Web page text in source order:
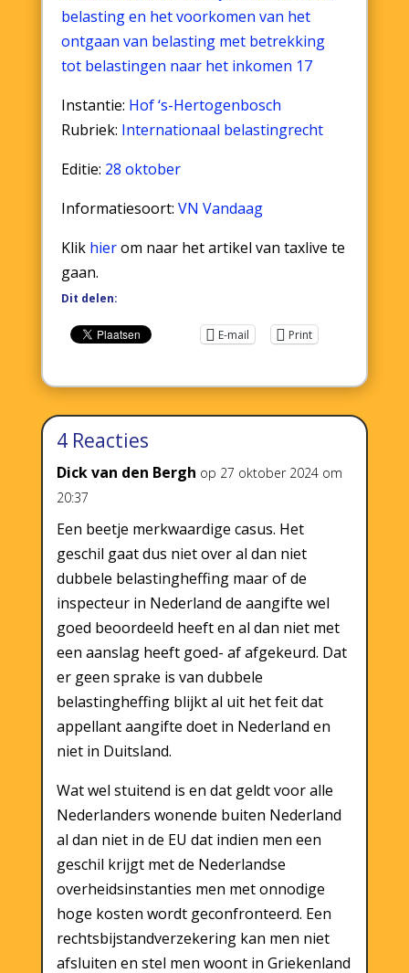
belasting en het voorkomen van het
ontgaan van belasting met betrekking
tot belastingen naar het inkomen 17
Instantie: Hof ‘s-Hertogenbosch
Rubriek: Internationaal belastingrecht
Editie: 28 oktober
Informatiesoort: VN Vandaag
Klik hierom naar het artikel van taxlive te
gaan.
Dit delen:
E-mail Print
4 Reacties
Dick van den Bergh op 27 oktober 2024 om
20:37
Een beetje merkwaardige casus. Het
geschil gaat dus niet over al dan niet
dubbele belastingheffing maar of de
inspecteur in Nederland de aangifte wel
goed beoordeeld heeft en al dan niet met
een aanslag heeft goed- af afgekeurd. Dat
er geen sprake is van dubbele
belastingheffing blijkt al uit het feit dat
appellant aangifte doet in Nederland en
niet in Duitsland.
Wat wel stuitend is en dat geldt voor alle
Nederlanders wonende buiten Nederland
al dan niet in de EU dat indien men een
geschil krijgt met de Nederlandse
overheidsinstanties men met onnodige
hoge kosten wordt geconfronteerd. Een
rechtsbijstandverzekering kan men niet
afsluiten en stel men woont in Griekenland